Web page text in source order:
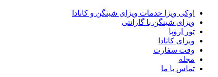
اوکی ویزا خدمات ویزای شینگن و کانادا
ویزای شینگن با گارانتی
تور اروپا
ویزای کانادا
وقت سفارت
مجله
تماس با ما